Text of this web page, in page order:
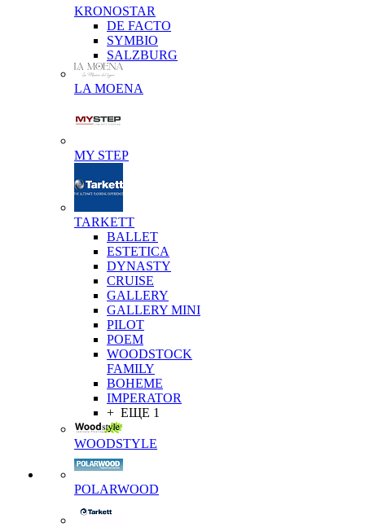
KRONOSTAR
DE FACTO
SYMBIO
SALZBURG
LA MOENA
MY STEP
TARKETT
BALLET
ESTETICA
DYNASTY
CRUISE
GALLERY
GALLERY MINI
PILOT
POEM
WOODSTOCK
FAMILY
BOHEME
IMPERATOR
+ ЕЩЕ 1
WOODSTYLE
POLARWOOD